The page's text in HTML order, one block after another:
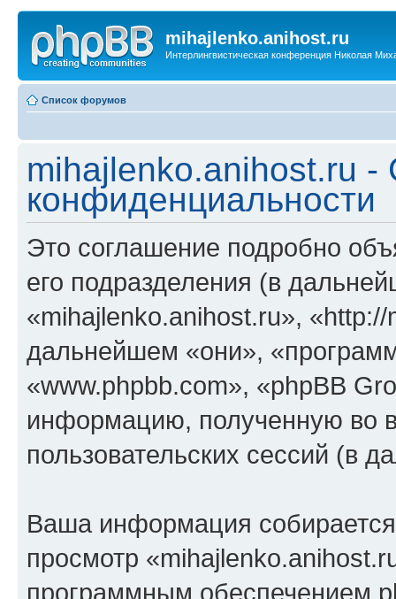
mihajlenko.anihost.ru
Интерлингвистическая конференция Николая
Список форумов
mihajlenko.anihost.ru -
конфиденциальности
Это соглашение подробно
его подразделения (в
«mihajlenko.anihost.ru»,
дальнейшем «они»,
«www.phpbb.com», «phpBB
информацию, полученную во
пользовательских сессий (в
Ваша информация
просмотр
программным обеспечением